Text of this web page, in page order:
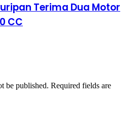
Terima Dua Motor
CC
be published. Required fields are